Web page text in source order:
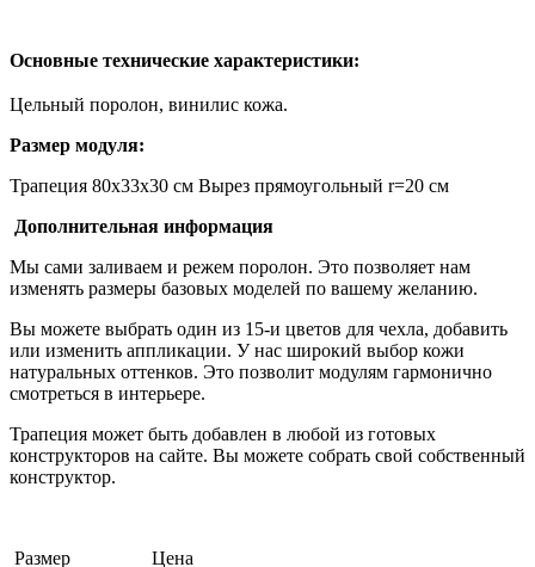
Основные технические характеристики:
Цельный поролон, винилис кожа.
Размер модуля:
Трапеция 80х33х30 см Вырез прямоугольный r=20 см
Дополнительная информация
Мы сами заливаем и режем поролон. Это позволяет нам
изменять размеры базовых моделей по вашему желанию.
Вы можете выбрать один из 15-и цветов для чехла, добавить
или изменить аппликации. У нас широкий выбор кожи
натуральных оттенков. Это позволит модулям гармонично
смотреться в интерьере.
Трапеция может быть добавлен в любой из готовых
конструкторов на сайте. Вы можете собрать свой собственный
конструктор.
Размер Цена